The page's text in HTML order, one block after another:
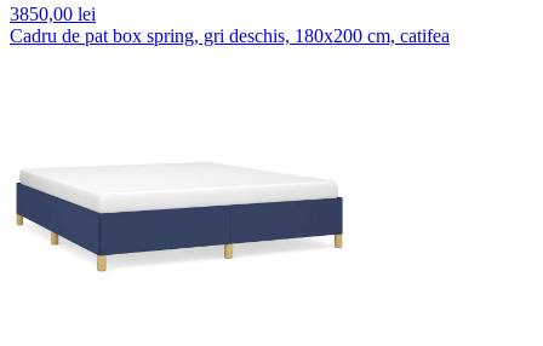
3850,00 lei
Cadru de pat box spring, gri deschis, 180x200 cm, catifea